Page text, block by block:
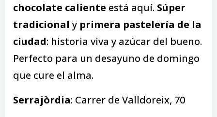
chocolate caliente está aquí. Súper
tradicional y primera pastelería de la
ciudad: historia viva y azúcar del bueno.
Perfecto para un desayuno de domingo
que cure el alma.
Serrajòrdia: Carrer de Valldoreix, 70